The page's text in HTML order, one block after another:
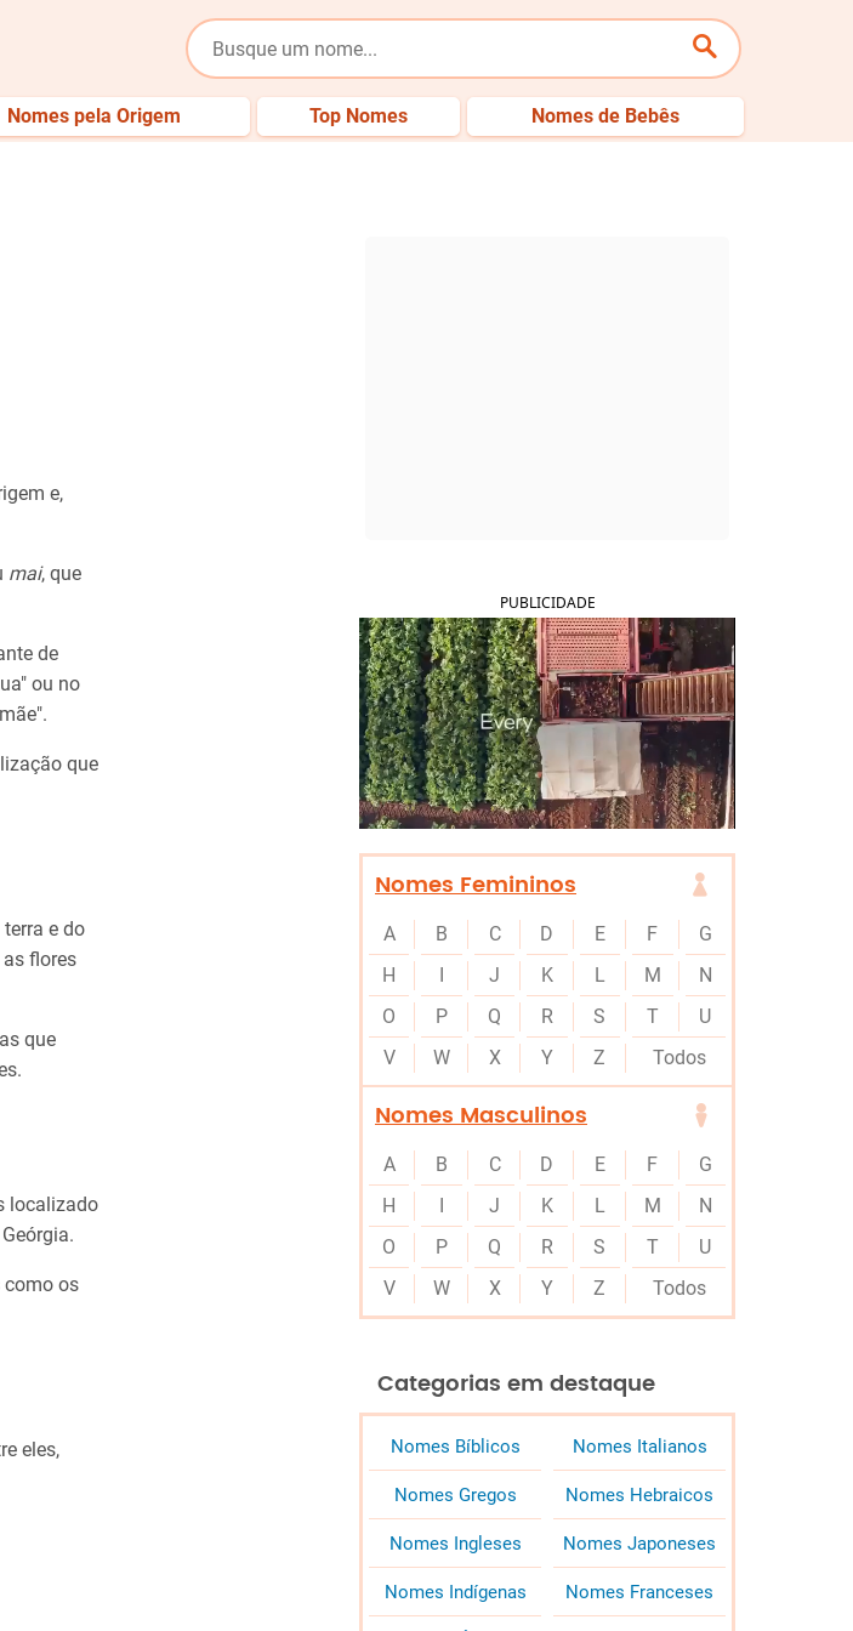
Nomes pela Origem Top Nomes Nomes de Bebês
e,
mai, que
de
ou no
que
e do
flores
que
localizado
como os
eles,
PUBLICIDADE
Nomes Femininos
A B C D E F
G
H
I J K L M
N
O
P Q R S T
U
V
W X Y Z Todos
Nomes Masculinos
A B C D E F
G
H
I J K L M
N
O
P Q R S T
U
V
W X Y Z Todos
Categorias em destaque
Nomes Bíblicos Nomes Italianos
Nomes Gregos Nomes Hebraicos
Nomes Ingleses Nomes Japoneses
Nomes Indígenas Nomes Franceses